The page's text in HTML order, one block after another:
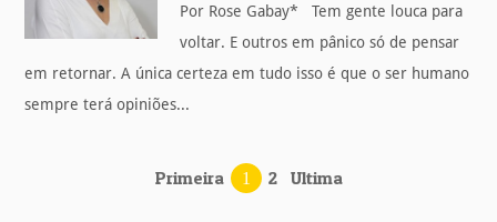
Por Rose Gabay* Tem gente louca para
voltar. E outros em pânico só de pensar
em retornar. A única certeza em tudo isso é que o ser humano
sempre terá opiniões...
Primeira 1 2 Ultima